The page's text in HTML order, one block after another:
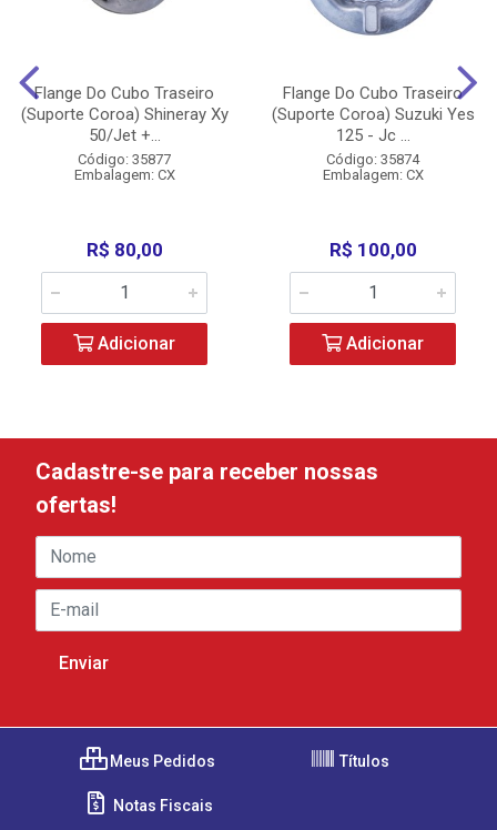
Flange Do Cubo Traseiro
(Suporte Coroa) Shineray Xy
50/Jet +...
Código: 35877
Embalagem: CX
R$ 80,00
Adicionar
Flange Do Cubo Traseiro
(Suporte Coroa) Suzuki Yes
125 - Jc ...
Código: 35874
Embalagem: CX
R$ 100,00
Adicionar
Cadastre-se para receber nossas
ofertas!
Meus Pedidos Títulos
Notas Fiscais